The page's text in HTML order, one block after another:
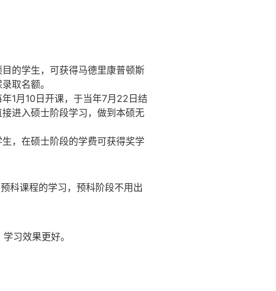
的学生，可获得马德里康普顿斯
取名额。
1月10日开课，于当年7月22日结
进入硕士阶段学习，做到本硕无
，在硕士阶段的学费可获得奖学
科课程的学习，预科阶段不用出
习效果更好。